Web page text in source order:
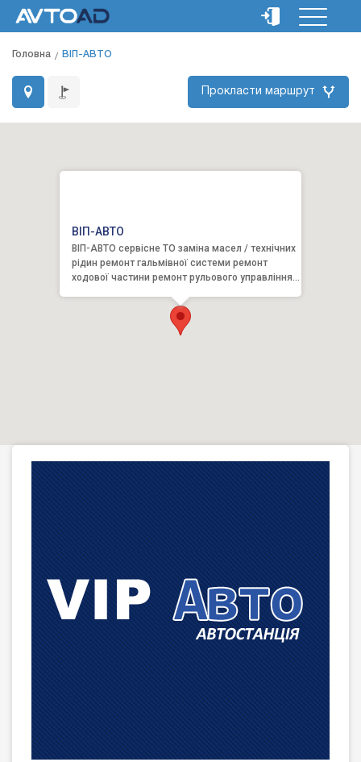
Головна BIП-АВТО
Прокласти маршрут
BIП-АВТО
BIП-АВТО сервісне ТО заміна масел / технічних
рідин ремонт гальмівної системи ремонт
ходової частини ремонт рульового управління